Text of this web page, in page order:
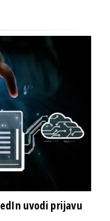
uvodi prijavu